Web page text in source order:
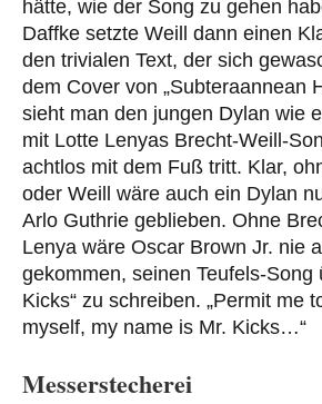
hätte, wie der Song zu gehen
Daffke setzte Weill dann einen
den trivialen Text, der sich
dem Cover von „Subteraannean
sieht man den jungen Dylan wie
mit Lotte Lenyas Brecht-Weill-
achtlos mit dem Fuß tritt. Klar,
oder Weill wäre auch ein Dylan
Arlo Guthrie geblieben. Ohne
Lenya wäre Oscar Brown Jr. nie
gekommen, seinen Teufels-Song
Kicks“ zu schreiben. „Permit me
myself, my name is Mr. Kicks…“
Messerstecherei